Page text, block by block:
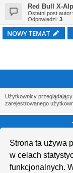
Strona ta używa
w celach
funkcjonalnych.
Red Bull X-
Ostatni post autor:
Odpowiedzi: 3
NOWY TEMAT
Użytkownicy
zarejestrowanego
Nie możesztworzyć
odpowiadać w
Nie możeszzmieniać
Nie możesz
usuwać
Nie możeszdodawać